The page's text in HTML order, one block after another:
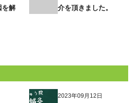
を解
介を頂きました。
2023年09月12日